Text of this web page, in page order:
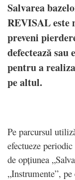
Salvarea
REVISAL este
preveni
defectează
pentru a
pe altul.
Pe parcursul
efectueze
de opțiunea
„Instrumente”,